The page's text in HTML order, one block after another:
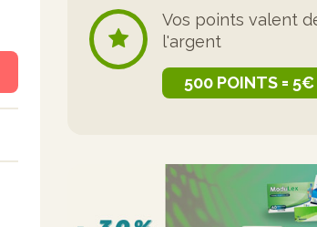
Vos points valent
l'argent
500 POINTS = 5€